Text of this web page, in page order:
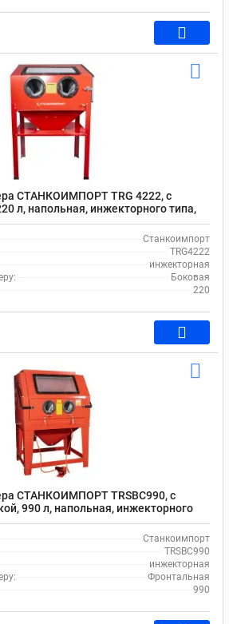
СТАНКОИМПОРТ TRG 4222, с
л, напольная, инжекторного типа,
Станкоимпорт
TRG4222
инжекторная
Боковая
220
СТАНКОИМПОРТ TRSBC990, с
990 л, напольная, инжекторного
Станкоимпорт
TRSBC990
инжекторная
Фронтальная
990